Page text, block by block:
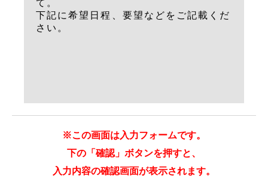
※この画面は入力フォームです。
下の「確認」ボタンを押すと、
入力内容の確認画面が表示されます。